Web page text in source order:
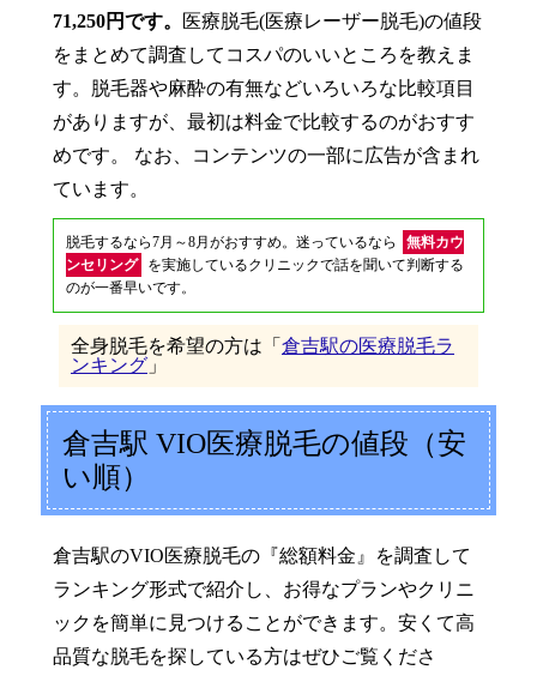
71,250円です。
医療脱毛(医療レーザー脱毛)の値段
をまとめて調査してコスパのいいところを教えま
す。脱毛器や麻酔の有無などいろいろな比較項目
がありますが、最初は料金で比較するのがおすす
めです。 なお、コンテンツの一部に広告が含まれ
ています。
脱毛するなら7月～8月がおすすめ。迷っているなら
無料カウ
ンセリング
を実施しているクリニックで話を聞いて判断する
のが一番早いです。
全身脱毛を希望の方は「 倉吉駅の医療脱毛ラ
ンキング 」
倉吉駅 VIO医療脱毛の値段（安
い順）
倉吉駅のVIO医療脱毛の『総額料金』を調査して
ランキング形式で紹介し、お得なプランやクリニ
ックを簡単に見つけることができます。安くて高
品質な脱毛を探している方はぜひご覧くださ